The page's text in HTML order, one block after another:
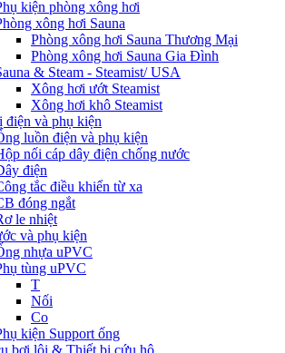
kiện phòng xông hơi
xông hơi Sauna
Phòng xông hơi Sauna Thương Mại
Phòng xông hơi Sauna Gia Đình
& Steam - Steamist/ USA
Xông hơi ướt Steamist
Xông hơi khô Steamist
điện và phụ kiện
luồn điện và phụ kiện
nối cáp dây điện chống nước
điện
tắc điều khiển từ xa
đóng ngắt
le nhiệt
và phụ kiện
nhựa uPVC
tùng uPVC
T
Nối
Co
kiện Support ống
bơi lội & Thiết bị cứu hộ